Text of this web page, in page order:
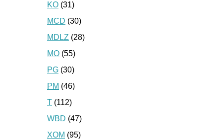
KO (31)
MCD (30)
MDLZ (28)
MO (55)
PG (30)
PM (46)
T (112)
WBD (47)
XOM (95)